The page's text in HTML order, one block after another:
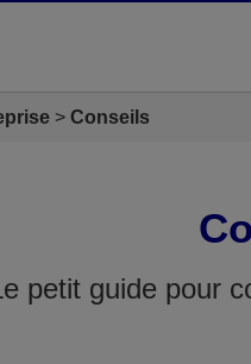
Conseils
petit guide pour